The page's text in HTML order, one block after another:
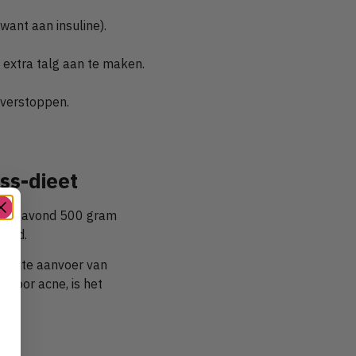
aan insuline).
talg aan te maken.
dieet
avond 500 gram
aanvoer van
voor acne, is het